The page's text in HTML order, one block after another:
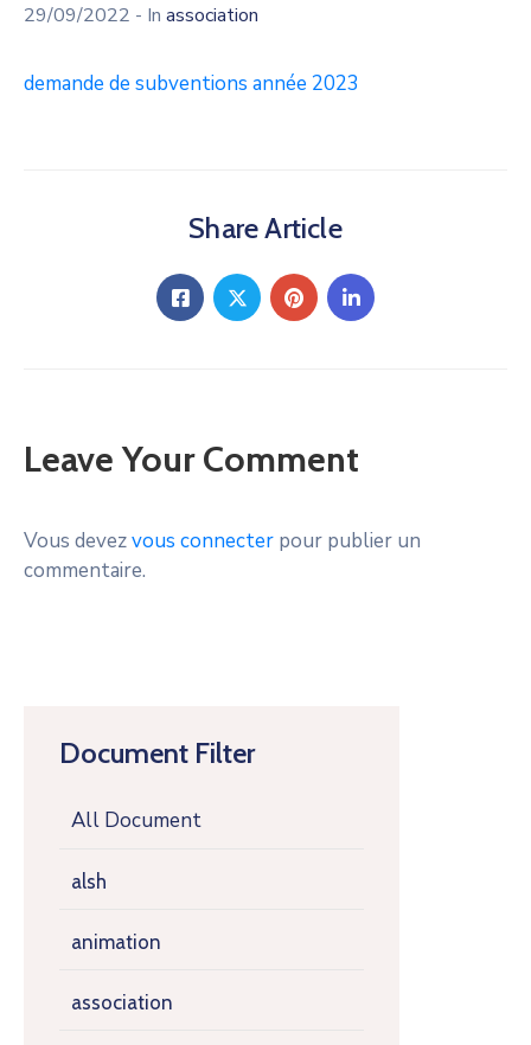
Document Filter
All Document
alsh
animation
association
29/09/2022 - In association
demande de subventions année 2023
Share Article
Leave Your Comment
Vous devezvous connecter pour publier un
commentaire.